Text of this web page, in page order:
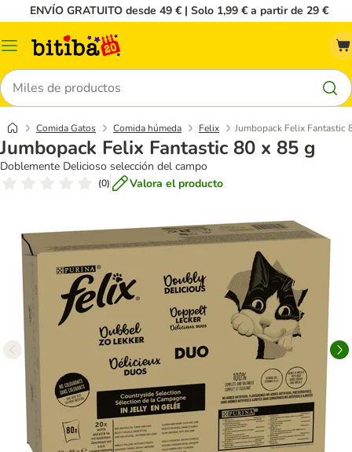
ENVÍO GRATUITO desde 49 € | Solo 1,99 € a partir de 29 €
Menú
Buscar
Comida Gatos Comida húmeda Felix Jumbopack Felix Fantastic
Jumbopack Felix Fantastic 80 x 85 g
Doblemente Delicioso selección del campo
(0) Valora el producto